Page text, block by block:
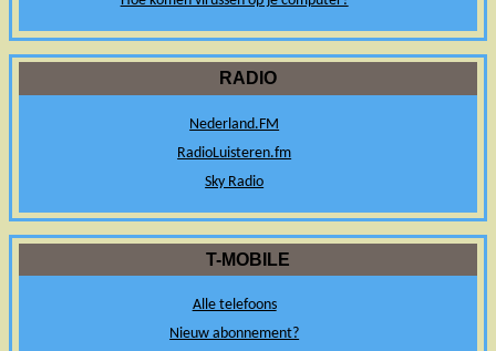
RADIO
Nederland.FM
RadioLuisteren.fm
Sky Radio
T-MOBILE
Alle telefoons
Nieuw abonnement?